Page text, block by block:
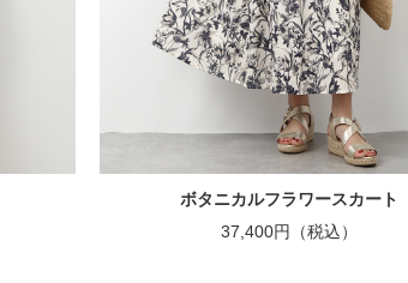
ボタニカルフラワースカート
37,400円（税込）